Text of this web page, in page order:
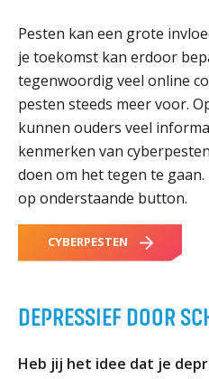
Pesten kan een grote
je toekomst kan erdoor
tegenwoordig veel online
pesten steeds meer voor.
kunnen ouders veel
kenmerken van
doen om het tegen te
op onderstaande button.
CYBERPESTEN
DEPRESSIEF DOOR
Heb jij het idee dat je